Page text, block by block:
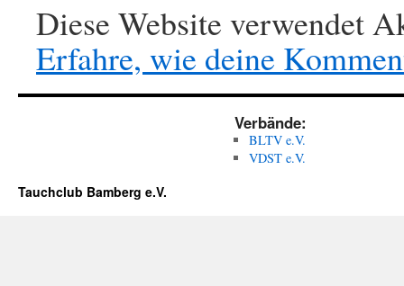
Diese Website verwendet
Erfahre, wie deine
Verbände:
BLTV e.V.
VDST e.V.
Tauchclub Bamberg e.V.